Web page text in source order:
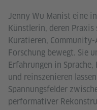
​​​​​Jenny Wu Manist eine
Künstlerin, deren Praxis
Kuratieren,
Forschung bewegt. Sie
Erfahrungen in
und reinszenieren
Spannungsfelder
performativer